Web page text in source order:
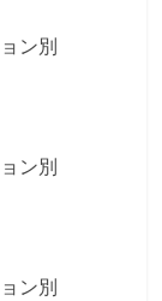
ン別
ン別
ン別